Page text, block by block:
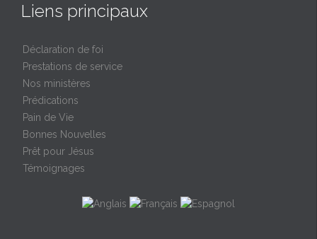
Liens principaux
Déclaration de foi
Prestations de service
Nos ministères
Prédications
Pain de Vie
Bonnes Nouvelles
Prêt pour Jésus
Témoignages